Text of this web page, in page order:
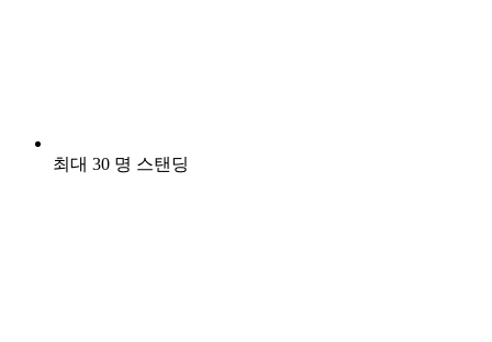
최대 30 명 스탠딩